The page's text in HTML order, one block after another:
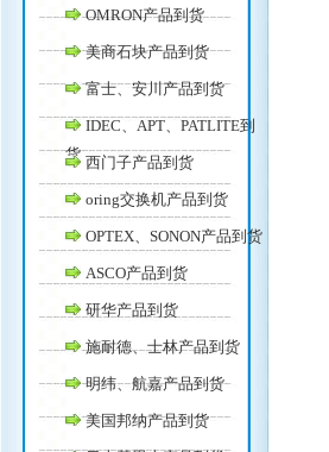
OMRON产品到货
美商石块产品到货
富士、安川产品到货
IDEC、APT、PATLITE到
货 西门子产品到货
oring交换机产品到货
OPTEX、SONON产品到货
ASCO产品到货
研华产品到货
施耐德、士林产品到货
明纬、航嘉产品到货
美国邦纳产品到货